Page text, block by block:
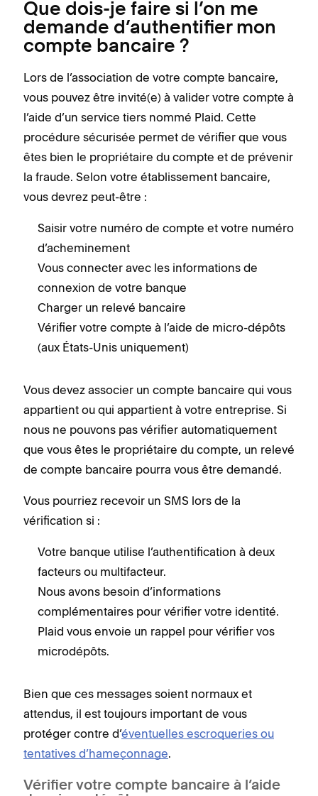
Que dois-je faire si l’on me
demande d’authentifier mon
compte bancaire ?
Lors de l’association de votre compte bancaire,
vous pouvez être invité(e) à valider votre compte à
l’aide d’un service tiers nommé Plaid. Cette
procédure sécurisée permet de vérifier que vous
êtes bien le propriétaire du compte et de prévenir
la fraude. Selon votre établissement bancaire,
vous devrez peut-être :
Saisir votre numéro de compte et votre numéro
d’acheminement
Vous connecter avec les informations de
connexion de votre banque
Charger un relevé bancaire
Vérifier votre compte à l’aide de micro-dépôts
(aux États-Unis uniquement)
Vous devez associer un compte bancaire qui vous
appartient ou qui appartient à votre entreprise. Si
nous ne pouvons pas vérifier automatiquement
que vous êtes le propriétaire du compte, un relevé
de compte bancaire pourra vous être demandé.
Vous pourriez recevoir un SMS lors de la
vérification si :
Votre banque utilise l’authentification à deux
facteurs ou multifacteur.
Nous avons besoin d’informations
complémentaires pour vérifier votre identité.
Plaid vous envoie un rappel pour vérifier vos
microdépôts.
Bien que ces messages soient normaux et
attendus, il est toujours important de vous
protéger contre d’éventuelles escroqueries ou
tentatives d’hameçonnage.
Vérifier votre compte bancaire à l’aide